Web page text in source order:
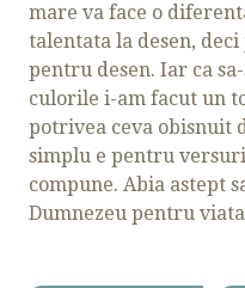
mare va face o
talentata la desen,
pentru desen. Iar ca
culorile i-am facut un
potrivea ceva obisnuit
simplu e pentru
compune. Abia astept
Dumnezeu pentru